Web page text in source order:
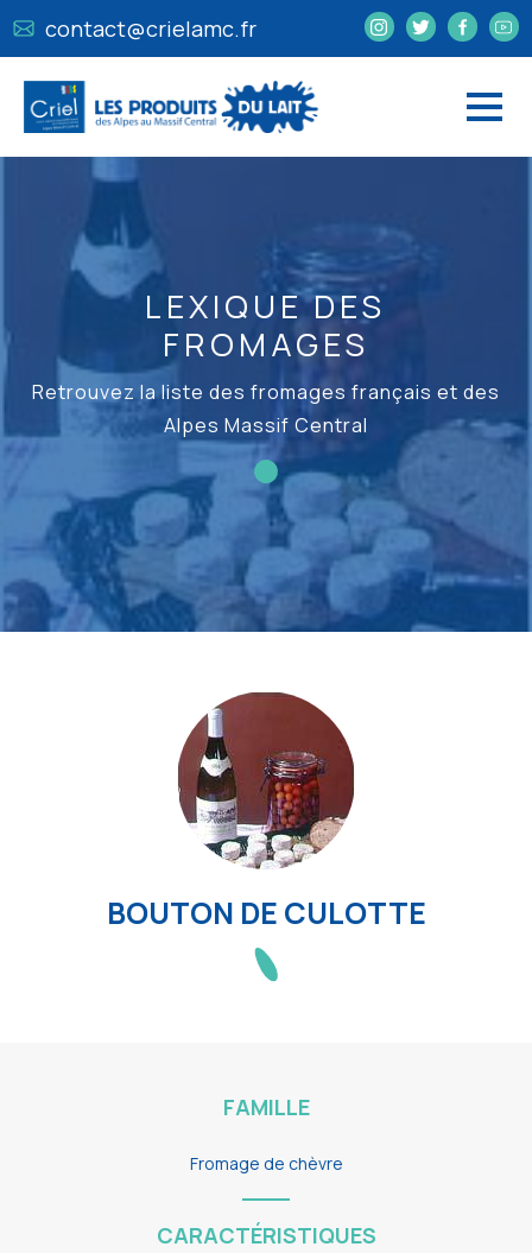
contact@crielamc.fr
LEXIQUE DES
FROMAGES
Retrouvez la liste des fromages français et des
Alpes Massif Central
BOUTON DE CULOTTE
FAMILLE
Fromage de chèvre
CARACTÉRISTIQUES